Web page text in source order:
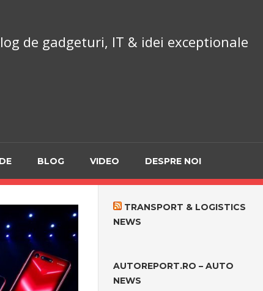
de gadgeturi, IT & idei exceptionale
BLOG VIDEO DESPRE NOI
TRANSPORT & LOGISTICS
NEWS
AUTOREPORT.RO – AUTO
NEWS